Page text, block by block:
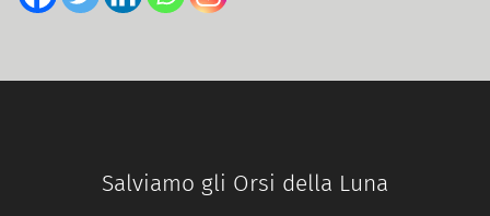
Salviamo gli Orsi della Luna